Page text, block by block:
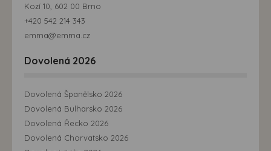
Kozí 10, 602 00 Brno
+420 542 214 343
emma@emma.cz
Dovolená 2026
Dovolená Španělsko 2026
Dovolená Bulharsko 2026
Dovolená Řecko 2026
Dovolená Chorvatsko 2026